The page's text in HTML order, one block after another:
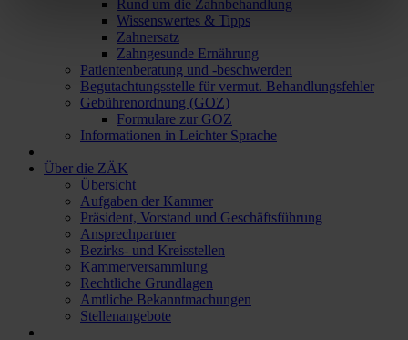
Rund um die Zahnbehandlung
Wissenswertes & Tipps
Zahnersatz
Zahngesunde Ernährung
Patientenberatung und -beschwerden
Begutachtungsstelle für vermut. Behandlungsfehler
Gebührenordnung (GOZ)
Formulare zur GOZ
Informationen in Leichter Sprache
Über die ZÄK
Übersicht
Aufgaben der Kammer
Präsident, Vorstand und Geschäftsführung
Ansprechpartner
Bezirks- und Kreisstellen
Kammerversammlung
Rechtliche Grundlagen
Amtliche Bekanntmachungen
Stellenangebote